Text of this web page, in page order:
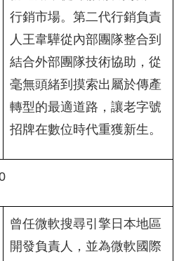
行銷市場。第二代行銷負責
人王韋驊從內部團隊整合到
結合外部團隊技術協助，從
毫無頭緒到摸索出屬於傳產
轉型的最適道路，讓老字號
招牌在數位時代重獲新生。
曾任微軟搜尋引擎日本地區
開發負責人，並為微軟國際